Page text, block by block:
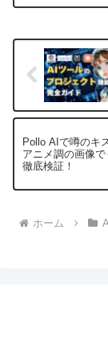
Pollo AIで噂のキ
アニメ調の画像
徹底検証！
ホーム